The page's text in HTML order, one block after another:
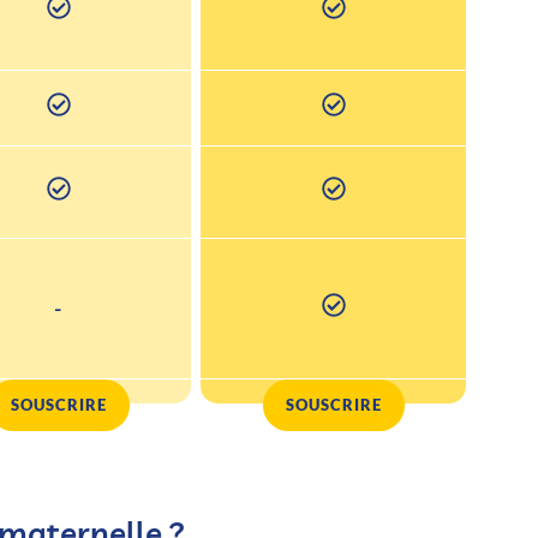
-
SOUSCRIRE SOUSCRIRE